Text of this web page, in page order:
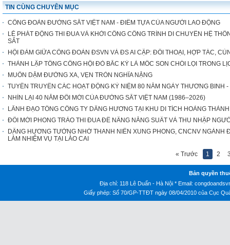
TIN CÙNG CHUYÊN MỤC
CÔNG ĐOÀN ĐƯỜNG SẮT VIỆT NAM - ĐIỂM TỰA CỦA NGƯỜI LAO ĐỘNG
LỄ PHÁT ĐỘNG THI ĐUA VÀ KHỞI CÔNG CÔNG TRÌNH DI CHUYỂN HỆ
SẮT
HỘI ĐÀM GIỮA CÔNG ĐOÀN ĐSVN VÀ ĐS AI CẬP: ĐỐI THOẠI, HỢP TÁC,
THÀNH LẬP TỔNG CÔNG HỘI ĐỎ BẮC KỲ LÀ MỐC SON CHÓI LỌI TRONG
MUÔN DẶM ĐƯỜNG XA, VẸN TRÒN NGHĨA NẶNG
TUYÊN TRUYỀN CÁC HOẠT ĐỘNG KỶ NIỆM 80 NĂM NGÀY THƯƠNG BINH
NHÌN LẠI 40 NĂM ĐỔI MỚI CỦA ĐƯỜNG SẮT VIỆT NAM (1986–2026)
LÃNH ĐẠO TỔNG CÔNG TY DÂNG HƯƠNG TẠI KHU DI TÍCH HOÀNG
ĐỔI MỚI PHONG TRÀO THI ĐUA ĐỂ NÂNG NĂNG SUẤT VÀ THU NHẬP
DÂNG HƯƠNG TƯỞNG NHỚ THANH NIÊN XUNG PHONG, CNCNV NGÀNH
LÀM NHIỆM VỤ TẠI LÀO CAI
« Trước 1 2
Bản quyền
Địa chỉ: 118 Lê Duẩn - Hà Nội * Email:
Giấy phép: Số 70/GP-TTĐT ngày 08/04/2010 của Cục